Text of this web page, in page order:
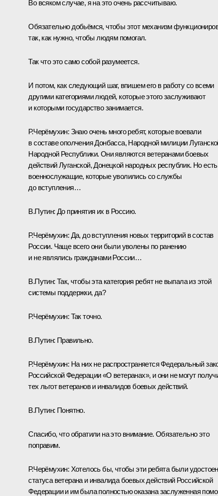
Во всяком случае, я на это очень рассчитываю.
Обязательно добьёмся, чтобы этот механизм
так, как нужно, чтобы людям помогал.
Так что это само собой разумеется.
И потом, как следующий шаг, впишем его в работу со всеми
другими категориями людей, которые этого заслуживают
и которыми государство занимается.
Р.Черёмухин: Знаю очень много ребят, которые воевали
в составе ополчения Донбасса, Народной милиции
Народной Республики. Они являются ветеранами боевых
действий Луганской, Донецкой народных республик. Но есть
военнослужащие, которые уволились со службы
до вступления…
В.Путин: До принятия их в Россию.
Р.Черёмухин: Да, до вступления новых территорий в состав
России. Чаще всего они были уволены по ранению
и не являлись гражданами России…
В.Путин: Так, чтобы эта категория ребят не выпала из этой
системы поддержки, да?
Р.Черёмухин: Так точно.
В.Путин: Правильно.
Р.Черёмухин: На них не распространяется Федеральный
Российской Федерации «О ветеранах», и они не могут
тех льгот ветеранов и инвалидов боевых действий.
В.Путин: Понятно.
Спасибо, что обратили на это внимание. Обязательно это
поправим.
Р.Черёмухин: Хотелось бы, чтобы эти ребята были
статуса ветерана и инвалида боевых действий Российской
Федерации и им была полностью оказана заслуженная